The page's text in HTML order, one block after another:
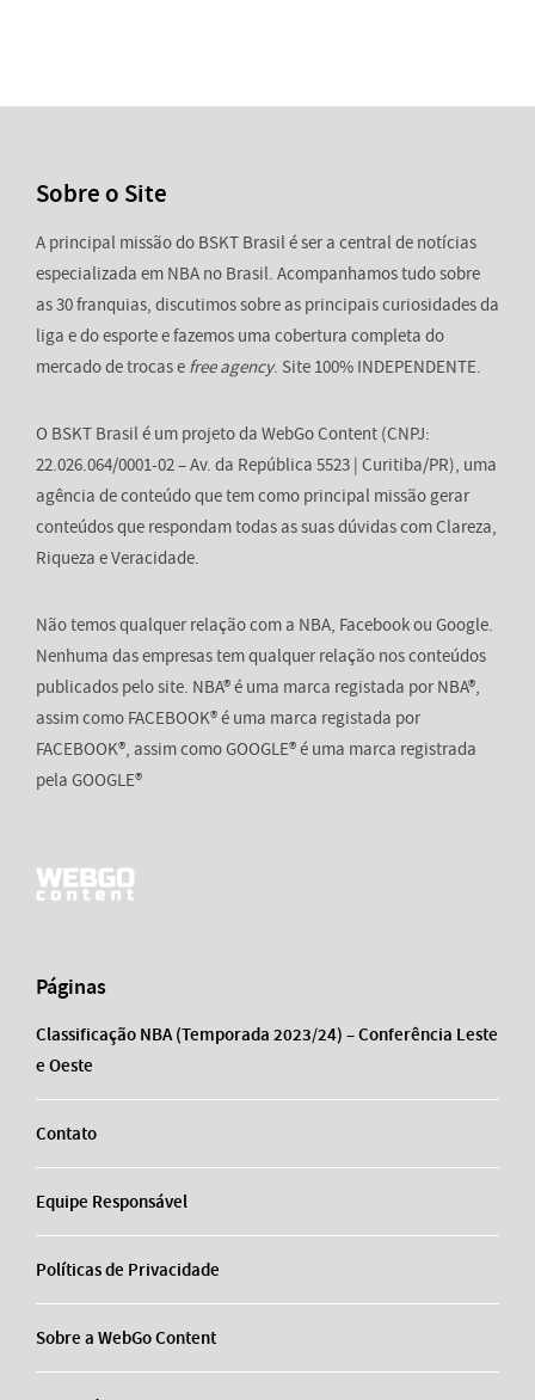
Sobre o Site
A principal missão do BSKT Brasil é ser a central de notícias
especializada em NBA no Brasil. Acompanhamos tudo sobre
as 30 franquias, discutimos sobre as principais curiosidades da
liga e do esporte e fazemos uma cobertura completa do
mercado de trocas e free agency. Site 100% INDEPENDENTE.
O BSKT Brasil é um projeto da WebGo Content (CNPJ:
22.026.064/0001-02 – Av. da República 5523 | Curitiba/PR), uma
agência de conteúdo que tem como principal missão gerar
conteúdos que respondam todas as suas dúvidas com Clareza,
Riqueza e Veracidade.
Não temos qualquer relação com a NBA, Facebook ou Google.
Nenhuma das empresas tem qualquer relação nos conteúdos
publicados pelo site. NBA® é uma marca registada por NBA®,
assim como FACEBOOK® é uma marca registada por
FACEBOOK®, assim como GOOGLE® é uma marca registrada
pela GOOGLE®
Páginas
Classificação NBA (Temporada 2023/24) – Conferência Leste
e Oeste
Contato
Equipe Responsável
Políticas de Privacidade
Sobre a WebGo Content